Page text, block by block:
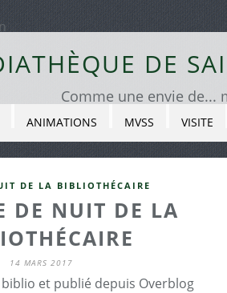
DE
Comme une envie de...
ANIMATIONS MVSS VISITE
DE LA BIBLIOTHÉCAIRE
DE NUIT DE LA
14 MARS 2017
et publié depuis Overblog